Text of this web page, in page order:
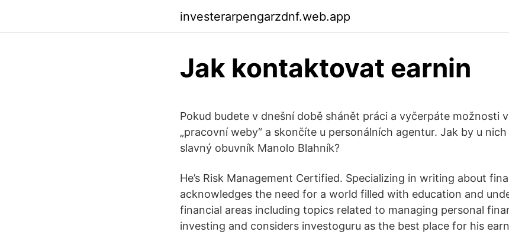
investerarpengarzdnf.web.app
Jak kontaktovat earnin
Pokud budete v dnešní době shánět práci a vyčerpáte možnosti
„pracovní weby“ a skončíte u personálních agentur. Jak by u
slavný obuvník Manolo Blahník?
He’s Risk Management Certified. Specializing in writing about
acknowledges the need for a world filled with education and
financial areas including topics related to managing personal
investing and considers investoguru as the best place for his